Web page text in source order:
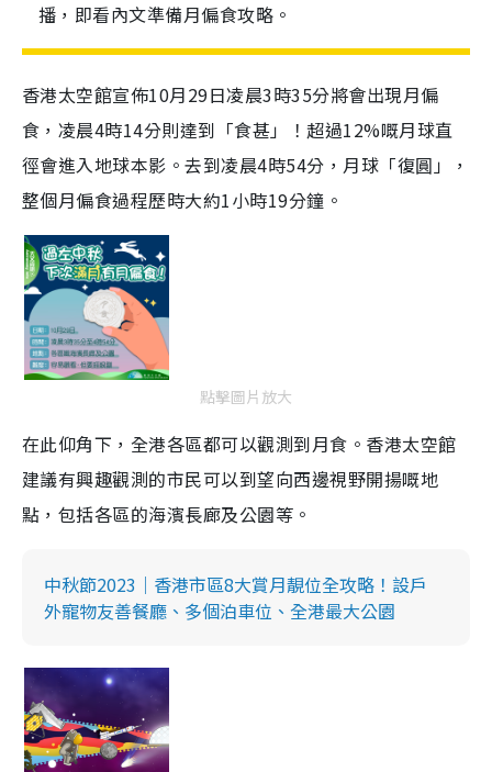
播，即看內文準備月偏食攻略。
香港太空館宣佈10月29日凌晨3時35分將會出現月偏
食，凌晨4時14分則達到「食甚」！超過12%嘅月球直
徑會進入地球本影。去到凌晨4時54分，月球「復圓」，
整個月偏食過程歷時大約1小時19分鐘。
點擊圖片放大
在此仰角下，全港各區都可以觀測到月食。香港太空館
建議有興趣觀測的市民可以到望向西邊視野開揚嘅地
點，包括各區的海濱長廊及公園等。
中秋節2023｜香港市區8大賞月靚位全攻略！設戶
外寵物友善餐廳、多個泊車位、全港最大公園